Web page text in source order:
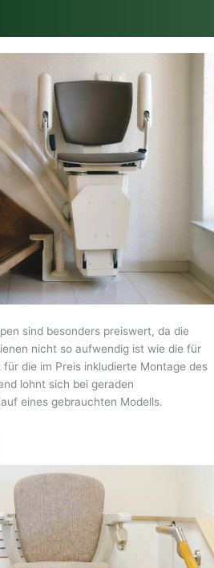
sind besonders preiswert, da die
nicht so aufwendig ist wie die für
die im Preis inkludierte Montage des
lohnt sich bei geraden
eines gebrauchten Modells.